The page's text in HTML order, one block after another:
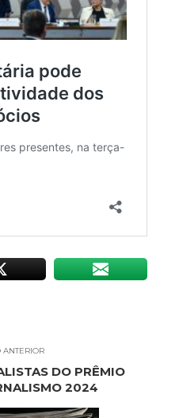
ANTERIOR
DO PRÊMIO
2024